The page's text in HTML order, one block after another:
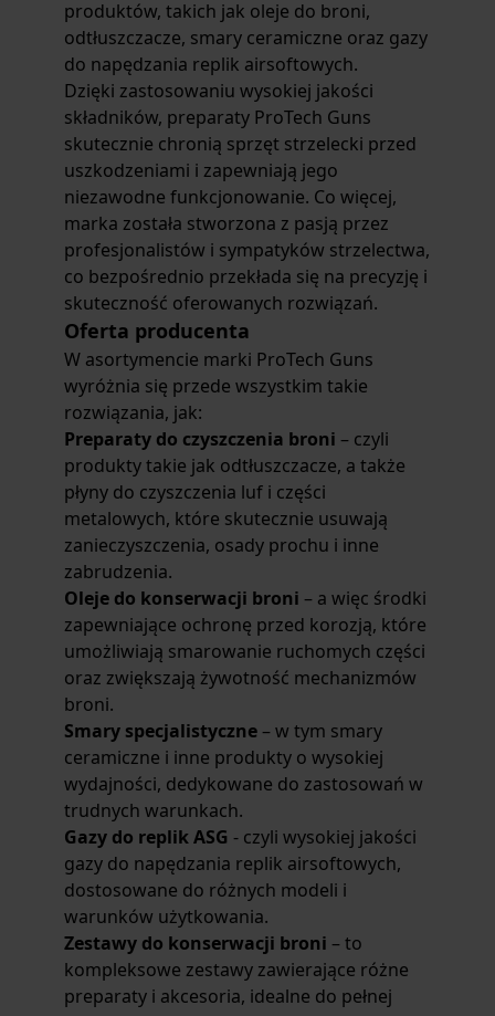
produktów, takich jak oleje do broni,
odtłuszczacze, smary ceramiczne oraz gazy
do napędzania replik airsoftowych.
Dzięki zastosowaniu wysokiej jakości
składników, preparaty ProTech Guns
skutecznie chronią sprzęt strzelecki przed
uszkodzeniami i zapewniają jego
niezawodne funkcjonowanie. Co więcej,
marka została stworzona z pasją przez
profesjonalistów i sympatyków strzelectwa,
co bezpośrednio przekłada się na precyzję i
skuteczność oferowanych rozwiązań.
Oferta producenta
W asortymencie marki ProTech Guns
wyróżnia się przede wszystkim takie
rozwiązania, jak:
Preparaty do czyszczenia broni – czyli
produkty takie jak odtłuszczacze, a także
płyny do czyszczenia luf i części
metalowych, które skutecznie usuwają
zanieczyszczenia, osady prochu i inne
zabrudzenia.
Oleje do konserwacji broni – a więc środki
zapewniające ochronę przed korozją, które
umożliwiają smarowanie ruchomych części
oraz zwiększają żywotność mechanizmów
broni.
Smary specjalistyczne – w tym smary
ceramiczne i inne produkty o wysokiej
wydajności, dedykowane do zastosowań w
trudnych warunkach.
Gazy do replik ASG - czyli wysokiej jakości
gazy do napędzania replik airsoftowych,
dostosowane do różnych modeli i
warunków użytkowania.
Zestawy do konserwacji broni – to
kompleksowe zestawy zawierające różne
preparaty i akcesoria, idealne do pełnej